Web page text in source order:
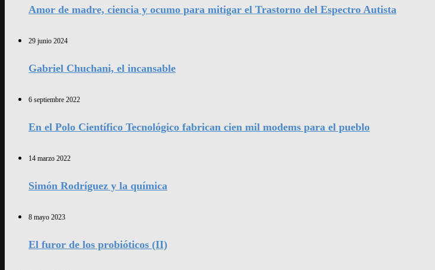
Amor de madre, ciencia y ocumo para mitigar el Trastorno del Espectro Autista
29 junio 2024
Gabriel Chuchani, el incansable
6 septiembre 2022
En el Polo Científico Tecnológico fabrican cien mil modems para el pueblo
14 marzo 2022
Simón Rodríguez y la química
8 mayo 2023
El furor de los probióticos (II)